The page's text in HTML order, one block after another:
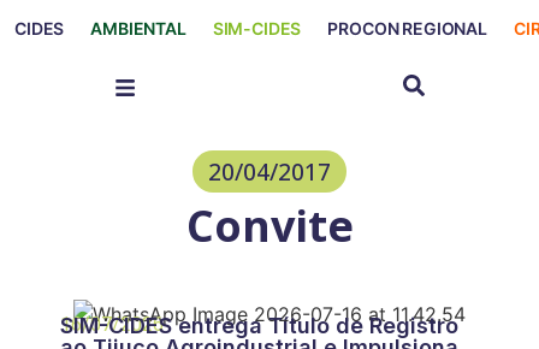
CIDES AMBIENTAL SIM-CIDES PROCON REGIONAL
20/04/2017
Convite
16/07/2026
SIM-CIDES entrega Título de Registro